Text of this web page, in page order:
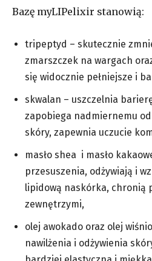
Bazę myLIPelixir stanowią:
tripeptyd – skutecznie
zmarszczek na wargach
się widocznie pełniejsze i
skwalan – uszczelnia
zapobiega nadmiernemu
skóry, zapewnia uczucie
masło shea i masło
przesuszenia, odżywiają i
lipidową naskórka, chronią
zewnętrzymi,
olej awokado oraz olej
nawilżenia i odżywienia